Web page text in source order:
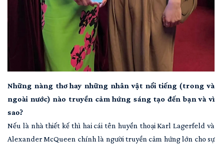
Những nàng thơ hay những nhân vật nổi tiếng (trong và
ngoài nước) nào truyền cảm hứng sáng tạo đến bạn và vì
sao?
Nếu là nhà thiết kế thì hai cái tên huyền thoại Karl Lagerfeld và
Alexander McQueen chính là người truyền cảm hứng lớn cho sự